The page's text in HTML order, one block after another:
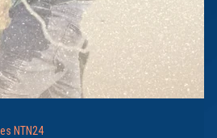
NTN24